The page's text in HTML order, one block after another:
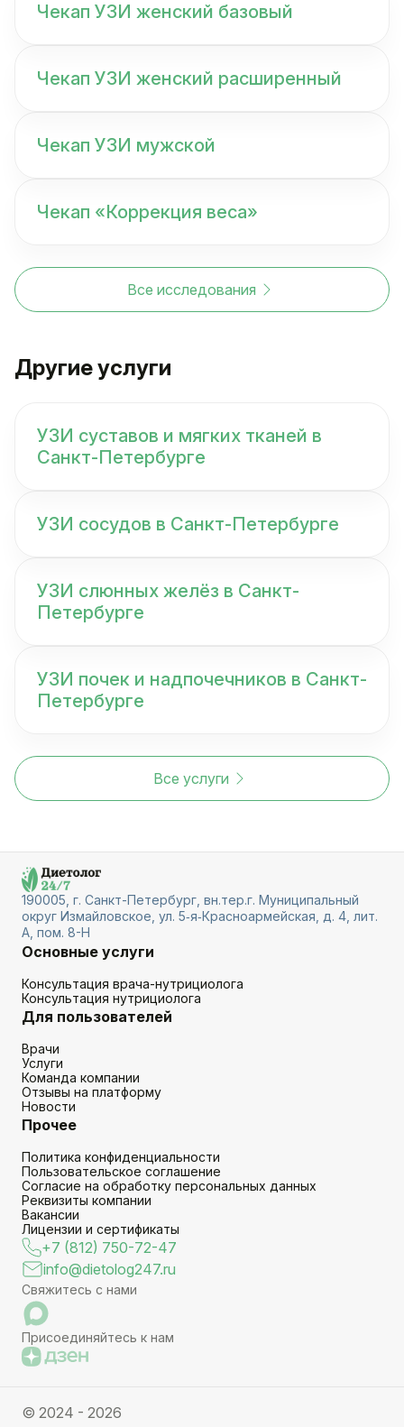
Чекап УЗИ женский базовый
Чекап УЗИ женский расширенный
Чекап УЗИ мужской
Чекап «Коррекция веса»
Все исследования
Другие услуги
УЗИ суставов и мягких тканей в
Санкт-Петербурге
УЗИ сосудов в Санкт-Петербурге
УЗИ слюнных желёз в Санкт-
Петербурге
УЗИ почек и надпочечников в Санкт-
Петербурге
Все услуги
190005, г. Санкт-Петербург, вн.тер.г. Муниципальный
округ Измайловское, ул. 5‑я‑Красноармейская, д. 4, лит.
А, пом. 8-Н
Основные услуги
Консультация врача-нутрициолога
Консультация нутрициолога
Для пользователей
Врачи
Услуги
Команда компании
Отзывы на платформу
Новости
Прочее
Политика конфиденциальности
Пользовательское соглашение
Согласие на обработку персональных данных
Реквизиты компании
Вакансии
Лицензии и сертификаты
+7 (812) 750-72-47
info@dietolog247.ru
Свяжитесь с нами
Присоединяйтесь к нам
© 2024 - 2026